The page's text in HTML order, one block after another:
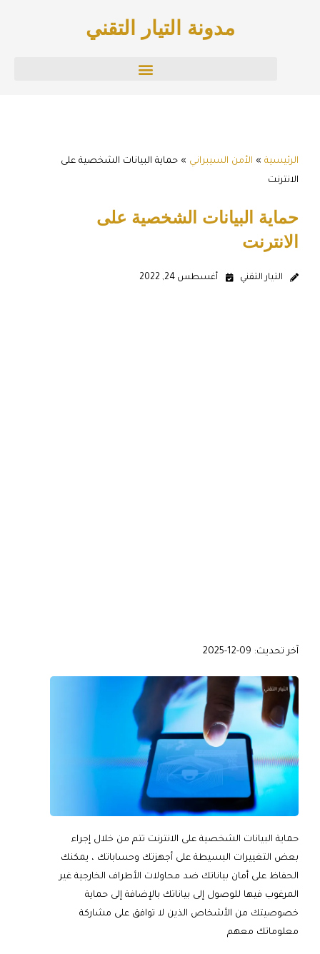
مدونة التيار التقني
الرئيسية » الأمن السيبراني » حماية البيانات الشخصية على
الانترنت
حماية البيانات الشخصية على
الانترنت
التيار التقني أغسطس 24, 2022
آخر تحديث: 09-12-2025
حماية البيانات الشخصية على الانترنت تتم من خلال إجراء
بعض التغييرات البسيطة على أجهزتك وحساباتك ، يمكنك
الحفاظ على أمان بياناتك ضد محاولات الأطراف الخارجية غير
المرغوب فيها للوصول إلى بياناتك بالإضافة إلى حماية
خصوصيتك من الأشخاص الذين لا توافق على مشاركة
معلوماتك معهم